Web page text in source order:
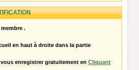
.
en haut à droite dans la partie
enregistrer gratuitement en Cliquant